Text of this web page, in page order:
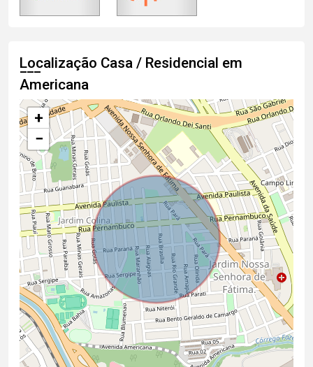
Localização Casa / Residencial em
Americana
+
−